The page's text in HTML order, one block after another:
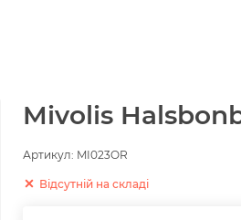
Mivolis
Артикул: MI023OR
Відсутній на складі